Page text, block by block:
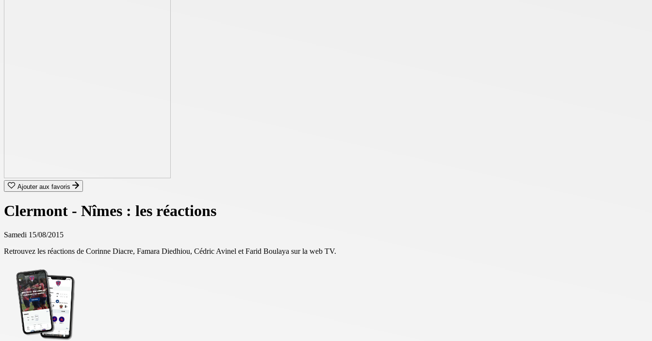
Ajouter aux favoris
Clermont - Nîmes : les réactions
Samedi 15/08/2015
Retrouvez les réactions de Corinne Diacre, Famara Diedhiou, Cédric Avinel et Farid Boulaya sur la web TV.